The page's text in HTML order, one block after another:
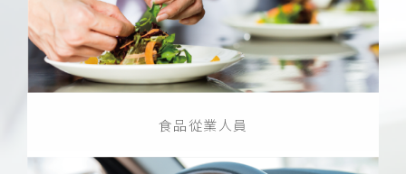
食品從業人員